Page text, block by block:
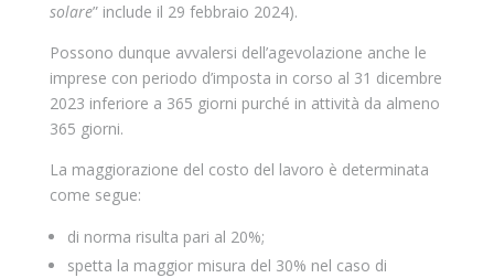
solare” include il 29 febbraio 2024).
Possono dunque avvalersi dell’agevolazione anche le
imprese con periodo d’imposta in corso al 31 dicembre
2023 inferiore a 365 giorni purché in attività da almeno
365 giorni.
La maggiorazione del costo del lavoro è determinata
come segue:
di norma risulta pari al 20%;
spetta la maggior misura del 30% nel caso di